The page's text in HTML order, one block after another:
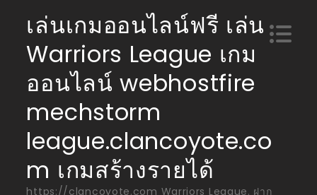
content
เล่นเกมออนไลน์ฟรี เล่น
Warriors League เกม
ออนไลน์ webhostfire
mechstorm
league.clancoyote.co
m เกมสร้างรายได้
https://clancoyote.com Warriors League. ฝาก